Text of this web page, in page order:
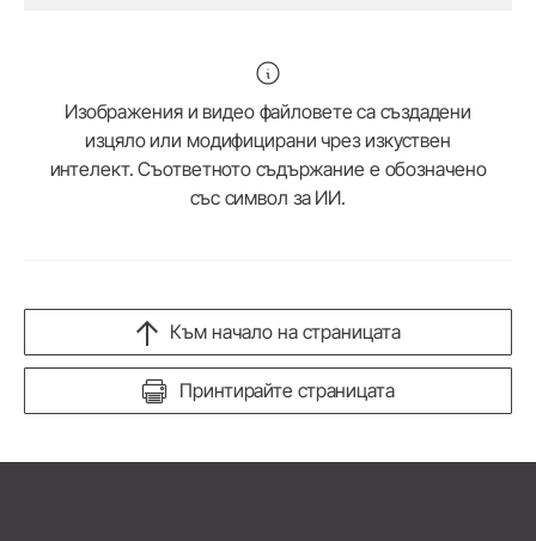
Изображения и видео файловете са създадени
изцяло или модифицирани чрез изкуствен
интелект. Съответното съдържание е обозначено
със символ за ИИ.
Принтирайте страницата
Към начало на страницата